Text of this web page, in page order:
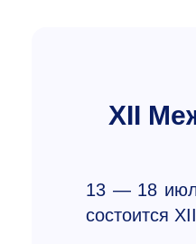
XII
13 — 18
состоится